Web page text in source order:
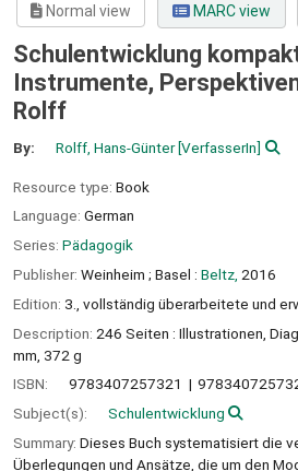
Normal view MARC view
Schulentwicklung
Instrumente,
Rolff
By: Rolff, Hans-Günter[VerfasserIn]
Resource type: Book
Language: German
Series: Pädagogik
Publisher: Weinheim ; Basel : Beltz, 2016
Edition: 3., vollständig überarbeitete und
Description: 246 Seiten : Illustrationen,
mm, 372 g
ISBN:
9783407257321
Subject(s):
Schulentwicklung
Summary: Dieses Buch systematisiert die
Überlegungen und Ansätze, die um den